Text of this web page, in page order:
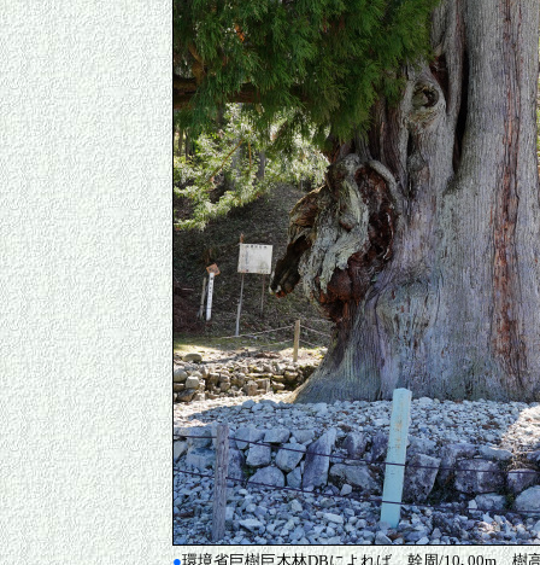
●環境省巨樹巨木林DBによれば、幹周/10.00m、樹